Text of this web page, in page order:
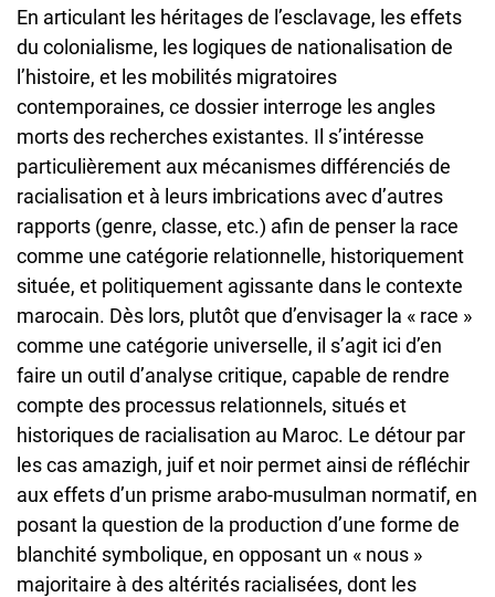
En articulant les héritages de l’esclavage, les effets
du colonialisme, les logiques de nationalisation de
l’histoire, et les mobilités migratoires
contemporaines, ce dossier interroge les angles
morts des recherches existantes. Il s’intéresse
particulièrement aux mécanismes différenciés de
racialisation et à leurs imbrications avec d’autres
rapports (genre, classe, etc.) afin de penser la race
comme une catégorie relationnelle, historiquement
située, et politiquement agissante dans le contexte
marocain. Dès lors, plutôt que d’envisager la « race »
comme une catégorie universelle, il s’agit ici d’en
faire un outil d’analyse critique, capable de rendre
compte des processus relationnels, situés et
historiques de racialisation au Maroc. Le détour par
les cas amazigh, juif et noir permet ainsi de réfléchir
aux effets d’un prisme arabo-musulman normatif, en
posant la question de la production d’une forme de
blanchité symbolique, en opposant un « nous »
majoritaire à des altérités racialisées, dont les